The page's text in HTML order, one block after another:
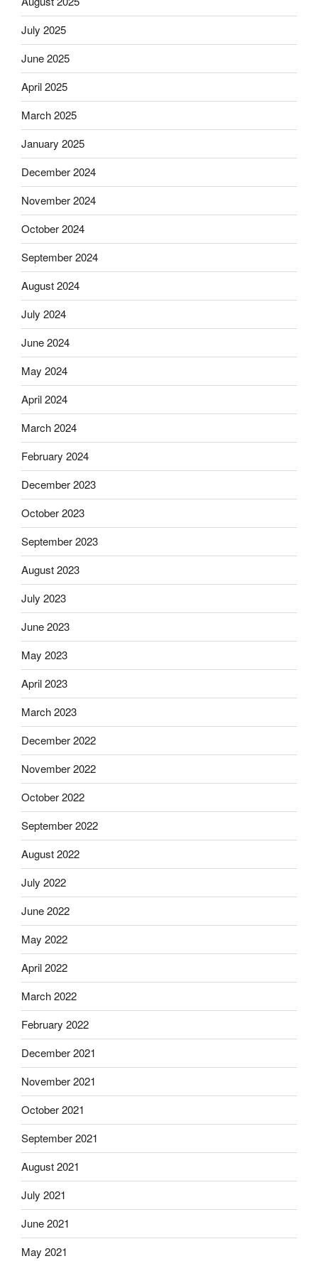
July 2025
June 2025
April 2025
March 2025
January 2025
December 2024
November 2024
October 2024
September 2024
August 2024
July 2024
June 2024
May 2024
April 2024
March 2024
February 2024
December 2023
October 2023
September 2023
August 2023
July 2023
June 2023
May 2023
April 2023
March 2023
December 2022
November 2022
October 2022
September 2022
August 2022
July 2022
June 2022
May 2022
April 2022
March 2022
February 2022
December 2021
November 2021
October 2021
September 2021
August 2021
July 2021
June 2021
May 2021